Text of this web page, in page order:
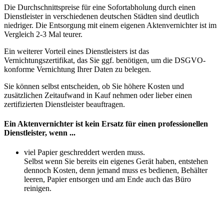
Die Durchschnittspreise für eine Sofortabholung durch einen
Dienstleister in verschiedenen deutschen Städten sind deutlich
niedriger. Die Entsorgung mit einem eigenen Aktenvernichter ist im
Vergleich 2-3 Mal teurer.
Ein weiterer Vorteil eines Dienstleisters ist das
Vernichtungszertifikat, das Sie ggf. benötigen, um die DSGVO-
konforme Vernichtung Ihrer Daten zu belegen.
Sie können selbst entscheiden, ob Sie höhere Kosten und
zusätzlichen Zeitaufwand in Kauf nehmen oder lieber einen
zertifizierten Dienstleister beauftragen.
Ein Aktenvernichter ist kein Ersatz für einen professionellen
Dienstleister, wenn ...
viel Papier geschreddert werden muss.
Selbst wenn Sie bereits ein eigenes Gerät haben, entstehen
dennoch Kosten, denn jemand muss es bedienen, Behälter
leeren, Papier entsorgen und am Ende auch das Büro
reinigen.